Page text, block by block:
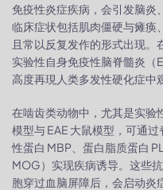
免疫性炎症疾病，会引发脑炎
临床症状包括肌肉僵硬与瘫痪
且常以反复发作的形式出现。
实验性自身免疫性脑脊髓炎
高度再現人类多发性硬化症中
在啮齿类动物中，尤其是实验
模型与 EAE 大鼠模型，可通
性蛋白 MBP、蛋白脂质蛋白
MOG）实现疾病诱导。这些
胞穿过血脑屏障后，会启动炎